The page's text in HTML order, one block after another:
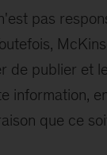
pas
de publier et
information,
que ce